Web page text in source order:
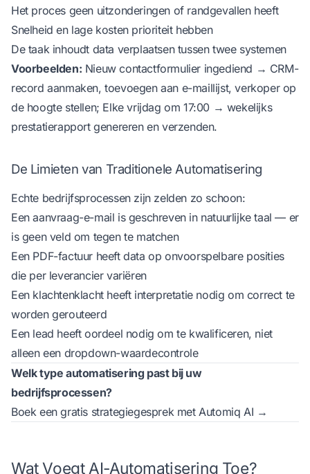
Het proces geen uitzonderingen of randgevallen heeft
Snelheid en lage kosten prioriteit hebben
De taak inhoudt data verplaatsen tussen twee systemen
Voorbeelden: Nieuw contactformulier ingediend → CRM-
record aanmaken, toevoegen aan e-maillijst, verkoper op
de hoogte stellen; Elke vrijdag om 17:00 → wekelijks
prestatierapport genereren en verzenden.
De Limieten van Traditionele Automatisering
Echte bedrijfsprocessen zijn zelden zo schoon:
Een aanvraag-e-mail is geschreven in natuurlijke taal — er
is geen veld om tegen te matchen
Een PDF-factuur heeft data op onvoorspelbare posities
die per leverancier variëren
Een klachtenklacht heeft interpretatie nodig om correct te
worden gerouteerd
Een lead heeft oordeel nodig om te kwalificeren, niet
alleen een dropdown-waardecontrole
Welk type automatisering past bij uw
bedrijfsprocessen?
Boek een gratis strategiegesprek met Automiq AI →
Wat Voegt AI-Automatisering Toe?